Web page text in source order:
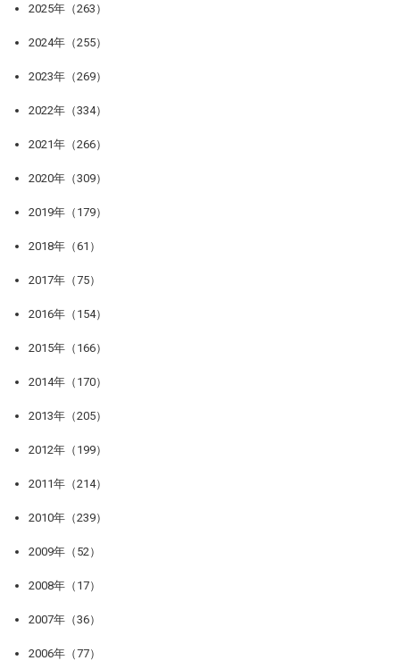
2025年（263）
2024年（255）
2023年（269）
2022年（334）
2021年（266）
2020年（309）
2019年（179）
2018年（61）
2017年（75）
2016年（154）
2015年（166）
2014年（170）
2013年（205）
2012年（199）
2011年（214）
2010年（239）
2009年（52）
2008年（17）
2007年（36）
2006年（77）